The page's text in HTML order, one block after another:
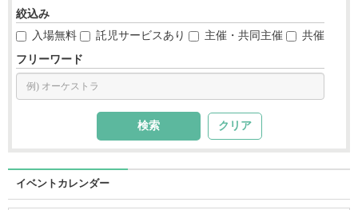
絞込み
入場無料
託児サービスあり 主催・共同主催 共催
フリーワード
クリア
イベントカレンダー